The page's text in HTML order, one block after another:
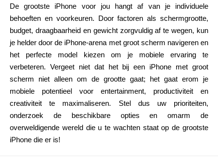
De grootste iPhone voor jou hangt af van je individuele
behoeften en voorkeuren. Door factoren als schermgrootte,
budget, draagbaarheid en gewicht zorgvuldig af te wegen, kun
je helder door de iPhone-arena met groot scherm navigeren en
het perfecte model kiezen om je mobiele ervaring te
verbeteren. Vergeet niet dat het bij een iPhone met groot
scherm niet alleen om de grootte gaat; het gaat erom je
mobiele potentieel voor entertainment, productiviteit en
creativiteit te maximaliseren. Stel dus uw prioriteiten,
onderzoek de beschikbare opties en omarm de
overweldigende wereld die u te wachten staat op de grootste
iPhone die er is!